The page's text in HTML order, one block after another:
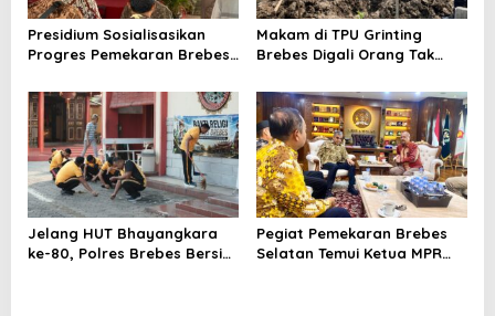
Presidium Sosialisasikan
Progres Pemekaran Brebes
Pansus DPRD Jateng Jadi
Tahap Berikutnya
Makam di TPU Grinting
Brebes Digali Orang Tak
Selidiki Motif Pelaku
Jelang HUT Bhayangkara
ke-80, Polres Brebes Bersih-
Pegiat Pemekaran Brebes
Selatan Temui Ketua MPR